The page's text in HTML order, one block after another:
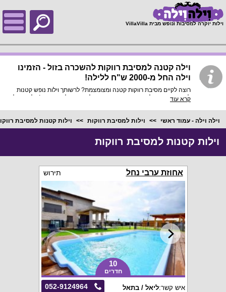
וילות יוקרה למסיבות ונופש מבית VillaVilla
וילה קטנה למסיבת רווקות להשכרה בזול - הזמינו
וילה החל מ-2000 ש"ח ללילה!
רוצה לקיים מסיבת רווקות קטנה ומצומצמת? לרשותך וילות נופש קטנות
למסיבת רווקות להשכרה במחירים הכי זולים ומשתלמים בארץ! וילות החל
קרא עוד
וילה וילה - עמוד ראשי וילות למסיבת רווקות וילות קטנות למסיבת
וילות קטנות למסיבת רווקות
אחוזת ערבי נחל תירוש
10
חדרים
052-9124964 איש קשר:ליאל / בתאל